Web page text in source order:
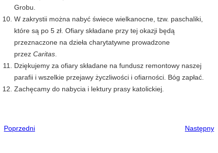
Grobu.
W zakrystii można nabyć świece wielkanocne, tzw. paschaliki,
które są po 5 zł. Ofiary składane przy tej okazji będą
przeznaczone na dzieła charytatywne prowadzone
przezCaritas
Dziękujemy za ofiary składane na fundusz remontowy naszej
parafii i wszelkie przejawy życzliwości i ofiarności. Bóg zapłać.
Zachęcamy do nabycia i lektury prasy katolickiej.
Poprzedni Następny